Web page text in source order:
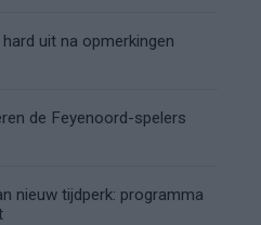
uit na opmerkingen
de Feyenoord-spelers
nieuw tijdperk: programma